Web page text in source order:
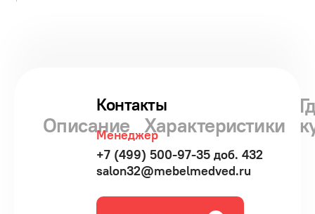
Описание Характеристики
Контакты
Менеджер
+7 (499) 500-97-35 доб. 432
salon32@mebelmedved.ru